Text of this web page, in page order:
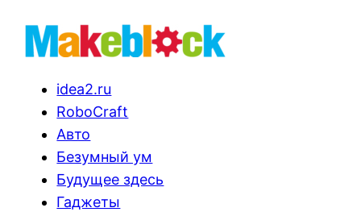
idea2.ru
RoboCraft
Авто
Безумный ум
Будущее здесь
Гаджеты